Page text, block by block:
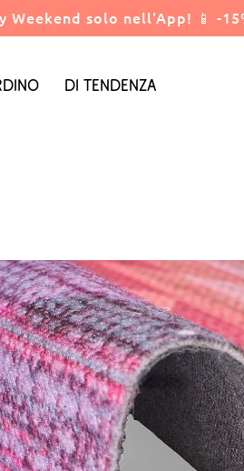
Weekend solo nell'App! 📱 -
Di tendenza